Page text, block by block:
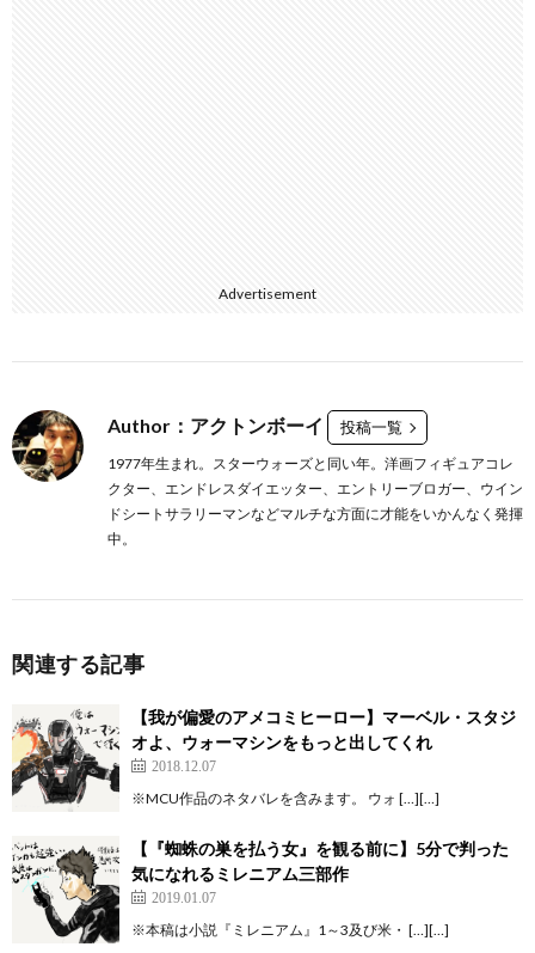
Advertisement
Author：アクトンボーイ 投稿一覧
1977年生まれ。スターウォーズと同い年。洋画フィギュアコレ
クター、エンドレスダイエッター、エントリーブロガー、ウイン
ドシートサラリーマンなどマルチな方面に才能をいかんなく発揮
中。
関連する記事
【我が偏愛のアメコミヒーロー】マーベル・スタジ
オよ、ウォーマシンをもっと出してくれ
2018.12.07
※MCU作品のネタバレを含みます。 ウォ […][…]
【『蜘蛛の巣を払う女』を観る前に】5分で判った
気になれるミレニアム三部作
2019.01.07
※本稿は小説『ミレニアム』1～3及び米・ […][…]